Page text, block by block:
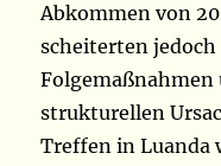
Abkommen von
scheiterten
Folgemaßnahmen
strukturellen
Treffen in Luanda